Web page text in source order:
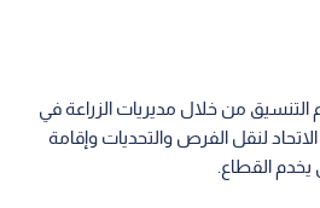
التنسيق من خلال مديريات الزراعة في
لنقل الفرص والتحديات وإقامة
يخدم القطاع.